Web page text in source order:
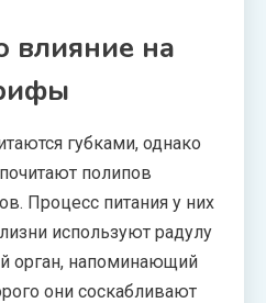
влияние на
губками, однако
полипов
Процесс питания у них
используют радулу
орган, напоминающий
они соскабливают